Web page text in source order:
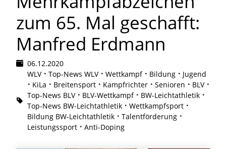
zum 65. Mal geschafft:
Manfred Erdmann
06.12.2020
WLV
Top-News WLV Wettkampf Bildung
Jugend
KiLa
Breitensport Kampfrichter Senioren
BLV
Top-News BLV
BLV-Wettkampf
BW-Leichtathletik
Top-News BW-Leichtathletik
Wettkampfsport
Bildung BW-Leichtathletik
Talentförderung
Leistungssport
Anti-Doping